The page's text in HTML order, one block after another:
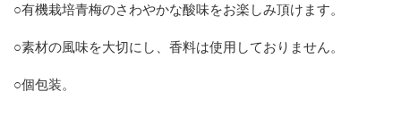
○有機栽培青梅のさわやかな酸味をお楽しみ頂けます。
○素材の風味を大切にし、香料は使用しておりません。
○個包装。